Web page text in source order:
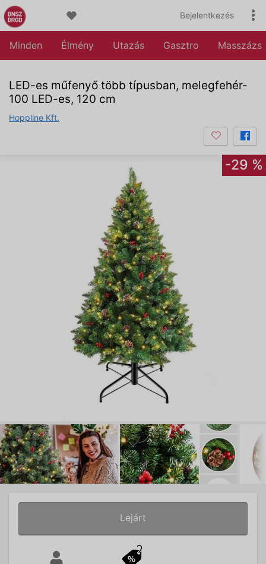
Bejelentkezés
Minden Élmény Utazás Gasztro Masszázs
LED-es műfenyő több típusban, melegfehér-
100 LED-es, 120 cm
Hoppline Kft.
-29 %
Lejárt